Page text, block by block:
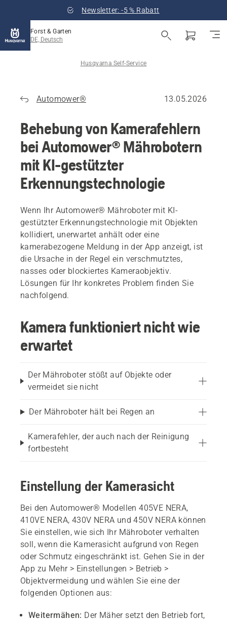
Newsletter: -5 % Rabatt
Forst & Garten
DE, Deutsch
Husqvarna Self-Service
Automower® 13.05.2026
Behebung von Kamerafehlern
bei Automower® Mährobotern
mit KI-gestützter
Erkennungstechnologie
Wenn Ihr Automower® Mähroboter mit KI-
gestützter Erkennungstechnologie mit Objekten
kollidiert, unerwartet anhält oder eine
kamerabezogene Meldung in der App anzeigt, ist
die Ursache in der Regel ein verschmutztes,
nasses oder blockiertes Kameraobjektiv.
Lösungen für Ihr konkretes Problem finden Sie
nachfolgend.
Kamera funktioniert nicht wie
erwartet
Der Mähroboter stößt auf Objekte oder
vermeidet sie nicht
Der Mähroboter hält bei Regen an
Kamerafehler, der auch nach der Reinigung
fortbesteht
Einstellung der Kamerasicht
Bei den Automower® Modellen 405VE NERA,
410VE NERA, 430V NERA und 450V NERA können
Sie einstellen, wie sich Ihr Mähroboter verhalten
soll, wenn die Kamerasicht aufgrund von Regen
oder Schmutz eingeschränkt ist. Gehen Sie in der
App zu Mehr > Einstellungen > Betrieb >
Objektvermeidung und wählen Sie eine der
folgenden Optionen aus:
Weitermähen: Der Mäher setzt den Betrieb fort,